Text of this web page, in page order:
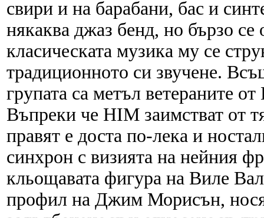
свири и на барабани, бас и
някаква джаз бенд, но бързо
класическата музика му се
традиционното си звучене.
групата са метъл ветераните
Въпреки че HIM заимстват от
правят е доста по-лека и
синхрон с визията на нейния
кльощавата фигура на Виле
профил на Джим Морисън,